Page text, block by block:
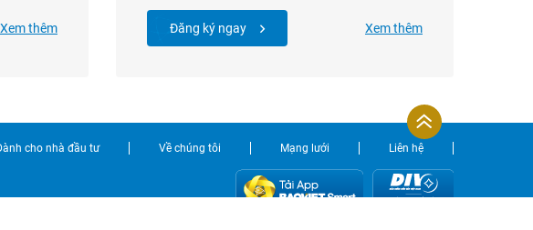
Xem thêm Đăng ký ngay Xem thêm
cho nhà đầu tư Về chúng tôi Mạng lưới Liên hệ